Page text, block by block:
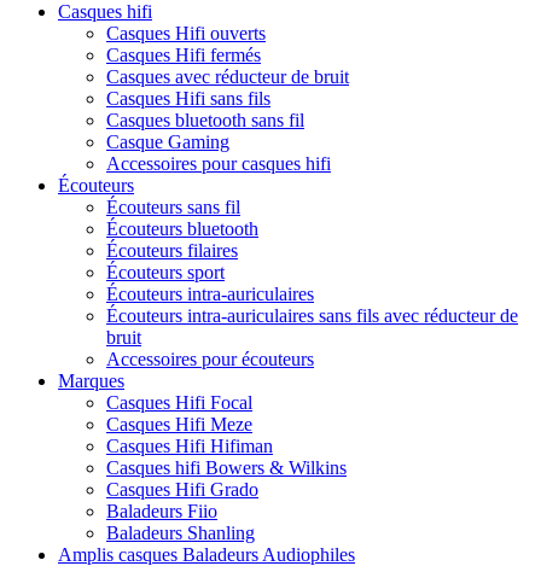
Casques hifi
Casques Hifi ouverts
Casques Hifi fermés
Casques avec réducteur de bruit
Casques Hifi sans fils
Casques bluetooth sans fil
Casque Gaming
Accessoires pour casques hifi
Écouteurs
Écouteurs sans fil
Écouteurs bluetooth
Écouteurs filaires
Écouteurs sport
Écouteurs intra-auriculaires
Écouteurs intra-auriculaires sans fils avec réducteur de
bruit
Accessoires pour écouteurs
Marques
Casques Hifi Focal
Casques Hifi Meze
Casques Hifi Hifiman
Casques hifi Bowers & Wilkins
Casques Hifi Grado
Baladeurs Fiio
Baladeurs Shanling
Amplis casques Baladeurs Audiophiles